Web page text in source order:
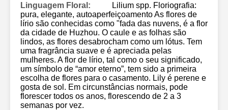
Linguagem Floral:
Lilium spp. Floriografia:
pura, elegante, autoaperfeiçoamento As flores de
lírio são conhecidas como "fada das nuvens, é a flor
da cidade de Huzhou. O caule e as folhas são
lindos, as flores desabrocham como um lótus. Tem
uma fragrância suave e é apreciada pelas
mulheres. A flor de lírio, tal como o seu significado,
um símbolo de “amor eterno”, tem sido a primeira
escolha de flores para o casamento. Lily é perene e
gosta de sol. Em circunstâncias normais, pode
florescer todos os anos, florescendo de 2 a 3
semanas por vez.